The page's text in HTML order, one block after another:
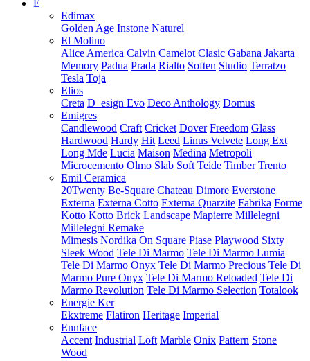
E
Edimax
Golden Age Instone Naturel
El Molino
Alice America Calvin Camelot Clasic Gabana Jakarta
Memory Padua Prada Rialto Soften Studio Terratzo
Tesla Toja
Elios
Creta D_esign Evo Deco Anthology Domus
Emigres
Candlewood Craft Cricket Dover Freedom Glass
Hardwood Hardy Hit Leed Linus Velvete Long Ext
Long Mde Lucia Maison Medina Metropoli
Microcemento Olmo Slab Soft Teide Timber Trento
Emil Ceramica
20Twenty Be-Square Chateau Dimore Everstone
Externa Externa Cotto Externa Quarzite Fabrika Forme
Kotto Kotto Brick Landscape Mapierre Millelegni
Millelegni Remake
Mimesis Nordika On Square Piase Playwood Sixty
Sleek Wood Tele Di Marmo Tele Di Marmo Lumia
Tele Di Marmo Onyx Tele Di Marmo Precious Tele Di
Marmo Pure Onyx Tele Di Marmo Reloaded Tele Di
Marmo Revolution Tele Di Marmo Selection Totalook
Energie Ker
Ekxtreme Flatiron Heritage Imperial
Ennface
Accent Industrial Loft Marble Onix Pattern Stone
Wood